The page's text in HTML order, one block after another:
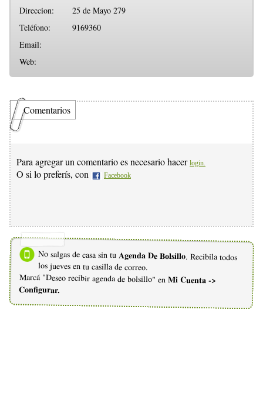
Direccion:
25 de Mayo 279
Teléfono:
9169360
Email:
Web:
Comentarios
Para agregar un comentario es necesario hacer login.
O si lo preferís, con Facebook
No salgas de casa sin tu Agenda De Bolsillo. Recibila todos
los jueves en tu casilla de correo.
Marcá "Deseo recibir agenda de bolsillo" en Mi Cuenta ->
Configurar.